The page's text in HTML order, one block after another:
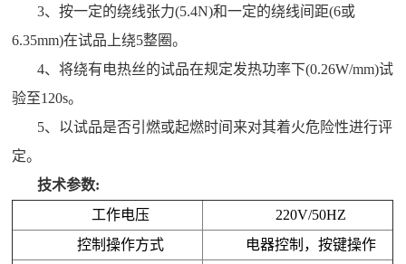
3、按一定的绕线张力(5.4N)和一定的绕线间距(6或
6.35mm)在试品上绕5整圈。
4、将绕有电热丝的试品在规定发热功率下(0.26W/mm)试
验至120s。
5、 以试品是否引燃或起燃时间来对其着火危险性进行评
定。
技术参数:
工作电压
220V/50HZ
控制操作方式
电器控制，按键操作